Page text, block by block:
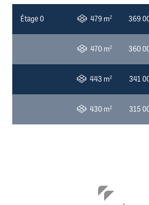
Étage 0 479 m2 369
470 m2 360
443 m2 341
430 m2 315